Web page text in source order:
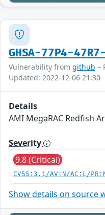
GHSA-77P4-47R7-
Vulnerability from github –
Updated: 2022-12-06 21:30
Details
AMI MegaRAC Redfish
Severity
9.8 (Critical)
CVSS:3.1/AV:N/AC:L/
Show details on source